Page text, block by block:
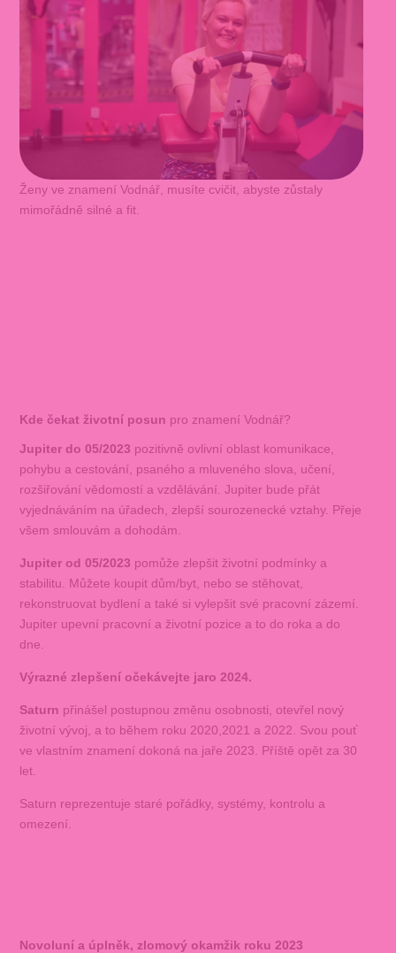
Ženy ve znamení Vodnář, musíte cvičit, abyste zůstaly
mimořádně silné a fit.
Kde čekat životní posun pro znamení Vodnář?
Jupiter do 05/2023 pozitivně ovlivní oblast komunikace,
pohybu a cestování, psaného a mluveného slova, učení,
rozšiřování vědomostí a vzdělávání. Jupiter bude přát
vyjednáváním na úřadech, zlepší sourozenecké vztahy. Přeje
všem smlouvám a dohodám.
Jupiter od 05/2023 pomůže zlepšit životní podmínky a
stabilitu. Můžete koupit dům/byt, nebo se stěhovat,
rekonstruovat bydlení a také si vylepšit své pracovní zázemí.
Jupiter upevní pracovní a životní pozice a to do roka a do
dne.
Výrazné zlepšení očekávejte jaro 2024.
Saturn přinášel postupnou změnu osobnosti, otevřel nový
životní vývoj, a to během roku 2020,2021 a 2022. Svou pouť
ve vlastním znamení dokoná na jaře 2023. Příště opět za 30
let.
Saturn reprezentuje staré pořádky, systémy, kontrolu a
omezení.
Novoluní a úplněk, zlomový okamžik roku 2023